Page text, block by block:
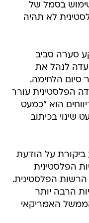
בסמל של
לא תהיה
סערה סביב
לנהל את
הלחימה.
הפלסטינית עורר
הוא "כמעט
בכיתוב
ביקורת על הודעת
הפלסטינית
הרשות הפלסטינית.
הרבה יותר
האמריקאי